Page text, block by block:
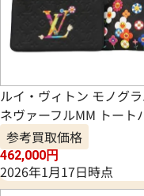
ルイ・ヴィトン モノグ
ネヴァーフルMM トート
参考買取価格
462,000円
2026年1月17日時点